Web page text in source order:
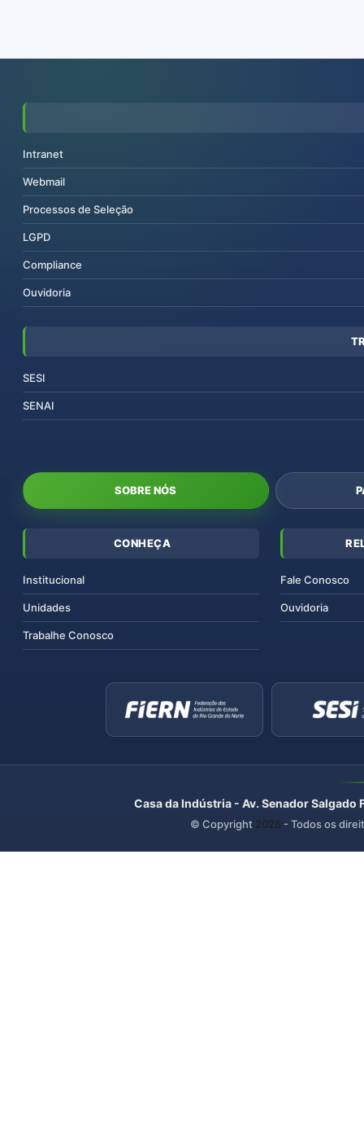
Intranet
Webmail
Processos de Seleção
LGPD
Compliance
Ouvidoria
SESI
SENAI
SOBRE NÓS
CONHEÇA
Institucional
Unidades
Trabalhe Conosco
Fale Conosco
Ouvidoria
Casa da Indústria - Av. Senador
© Copyright 2026 - Todos os